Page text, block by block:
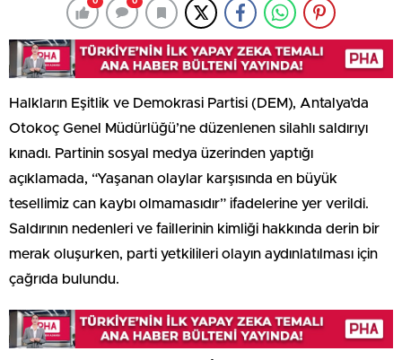
Halkların Eşitlik ve Demokrasi Partisi (DEM), Antalya’da
Otokoç Genel Müdürlüğü’ne düzenlenen silahlı saldırıyı
kınadı. Partinin sosyal medya üzerinden yaptığı
açıklamada, “Yaşanan olaylar karşısında en büyük
tesellimiz can kaybı olmamasıdır” ifadelerine yer verildi.
Saldırının nedenleri ve faillerinin kimliği hakkında derin bir
merak oluşurken, parti yetkilileri olayın aydınlatılması için
çağrıda bulundu.